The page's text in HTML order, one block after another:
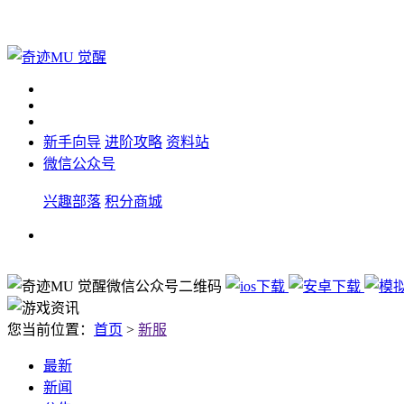
新手向导 进阶攻略 资料站
微信公众号
兴趣部落 积分商城
您当前位置： 首页 > 新服
最新
新闻